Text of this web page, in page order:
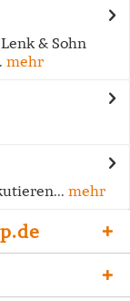
& Sohn
mehr
mehr